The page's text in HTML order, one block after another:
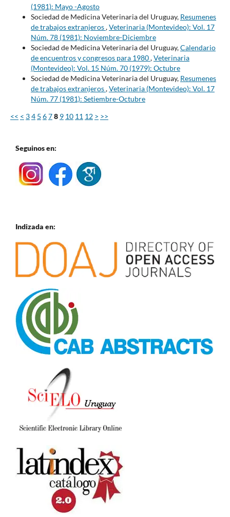
(1981): Mayo -Agosto
Sociedad de Medicina Veterinaria del Uruguay, Resumenes
de trabajos extranjeros,Veterinaria (Montevideo): Vol. 17
Núm. 78 (1981): Noviembre-Diciembre
Sociedad de Medicina Veterinaria del Uruguay,Calendario
de encuentros y congresos para 1980,Veterinaria
(Montevideo): Vol. 15 Núm. 70 (1979): Octubre
Sociedad de Medicina Veterinaria del Uruguay, Resumenes
de trabajos extranjeros,Veterinaria (Montevideo): Vol. 17
Núm. 77 (1981): Setiembre-Octubre
<< < 34 5 678 9 10 11 12 > >>
Seguinos en:
Indizada en: